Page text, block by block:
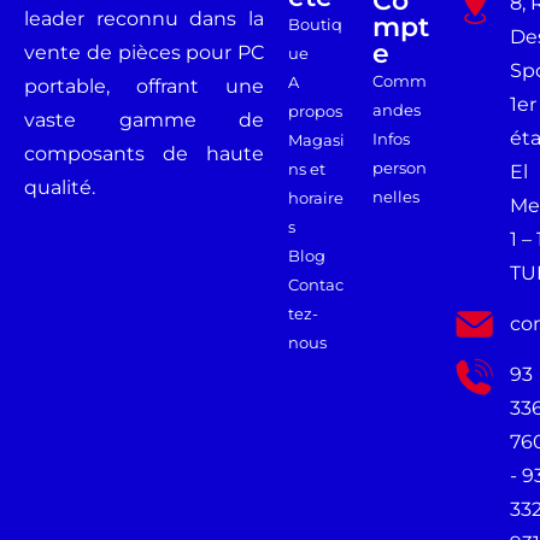
leader reconnu dans la
vente de pièces pour PC
portable, offrant une
vaste gamme de
composants de haute
qualité.
Boutiq
ue
A
propos
Magasi
ns et
horaire
s
Blog
Contac
tez-
nous
Mpt
E
Comm
andes
Infos
person
nelles
1er
El
1 –
93
-